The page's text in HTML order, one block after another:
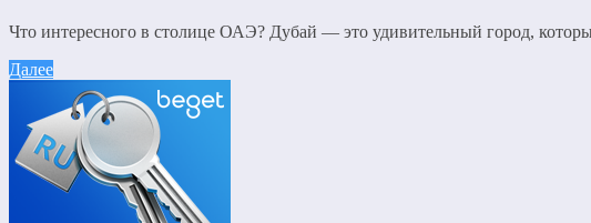
Что интересного в столице ОАЭ? Дубай — это удивительный город,
Далее